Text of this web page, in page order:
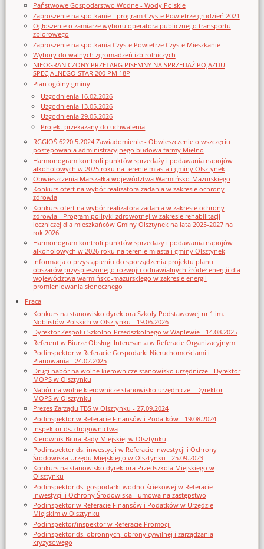
Państwowe Gospodarstwo Wodne - Wody Polskie
Zaproszenie na spotkanie - program Czyste Powietrze grudzień 2021
Ogłoszenie o zamiarze wyboru operatora publicznego transportu
zbiorowego
Zaproszenie na spotkania Czyste Powietrze Czyste Mieszkanie
Wybory do walnych zgromadzeń izb rolniczych
NIEOGRANICZONY PRZETARG PISEMNY NA SPRZEDAŻ POJAZDU
SPECJALNEGO STAR 200 PM 18P
Plan ogólny gminy
Uzgodnienia 16.02.2026
Uzgodnienia 13.05.2026
Uzgodnienia 29.05.2026
Projekt przekazany do uchwalenia
RGGIOŚ.6220.5.2024 Zawiadomienie - Obwieszczenie o wszczęciu
postępowania administracyjnego budowa farmy Mielno
Harmonogram kontroli punktów sprzedaży i podawania napojów
alkoholowych w 2025 roku na terenie miasta i gminy Olsztynek
Obwieszczenia Marszałka województwa Warmińsko-Mazurskiego
Konkurs ofert na wybór realizatora zadania w zakresie ochrony
zdrowia
Konkurs ofert na wybór realizatora zadania w zakresie ochrony
zdrowia - Program polityki zdrowotnej w zakresie rehabilitacji
leczniczej dla mieszkańców Gminy Olsztynek na lata 2025-2027 na
rok 2026
Harmonogram kontroli punktów sprzedaży i podawania napojów
alkoholowych w 2026 roku na terenie miasta i gminy Olsztynek
Informacja o przystąpieniu do sporządzenia projektu planu
obszarów przyspieszonego rozwoju odnawialnych źródeł energii dla
województwa warmińsko-mazurskiego w zakresie energii
promieniowania słonecznego
Praca
Konkurs na stanowisko dyrektora Szkoły Podstawowej nr 1 im.
Noblistów Polskich w Olsztynku - 19.06.2026
Dyrektor Zespołu Szkolno-Przedszkolnego w Waplewie - 14.08.2025
Referent w Biurze Obsługi Interesanta w Referacie Organizacyjnym
Podinspektor w Referacie Gospodarki Nieruchomościami i
Planowania - 24.02.2025
Drugi nabór na wolne kierownicze stanowisko urzędnicze - Dyrektor
MOPS w Olsztynku
Nabór na wolne kierownicze stanowisko urzędnicze - Dyrektor
MOPS w Olsztynku
Prezes Zarządu TBS w Olsztynku - 27.09.2024
Podinspektor w Referacie Finansów i Podatków - 19.08.2024
Inspektor ds. drogownictwa
Kierownik Biura Rady Miejskiej w Olsztynku
Podinspektor ds. inwestycji w Referacie Inwestycji i Ochrony
Środowiska Urzędu Miejskiego w Olsztynku - 25.09.2023
Konkurs na stanowisko dyrektora Przedszkola Miejskiego w
Olsztynku
Podinspektor ds. gospodarki wodno-ściekowej w Referacie
Inwestycji i Ochrony Środowiska - umowa na zastępstwo
Podinspektor w Referacie Finansów i Podatków w Urzędzie
Miejskim w Olsztynku
Podinspektor/inspektor w Referacie Promocji
Podinspektor ds. obronnych, obrony cywilnej i zarządzania
kryzysowego